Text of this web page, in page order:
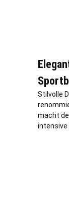
Stilvolle
macht
intensive